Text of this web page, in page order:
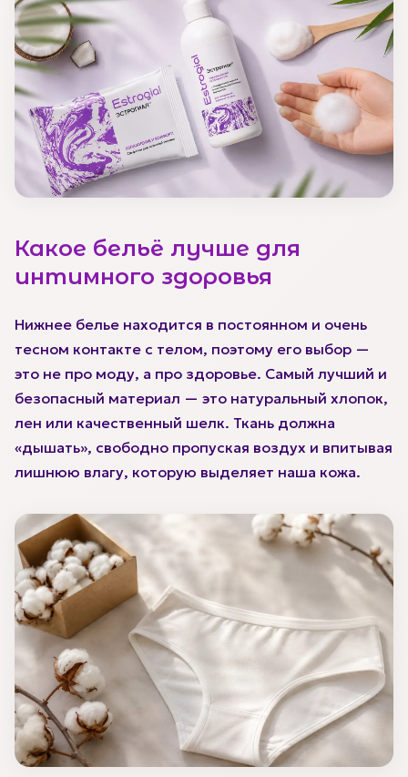
Какое бельё лучше для
интимного здоровья
Нижнее белье находится в постоянном и очень
тесном контакте с телом, поэтому его выбор —
это не про моду, а про здоровье. Самый лучший и
безопасный материал — это натуральный хлопок,
лен или качественный шелк. Ткань должна
«дышать», свободно пропуская воздух и впитывая
лишнюю влагу, которую выделяет наша кожа.